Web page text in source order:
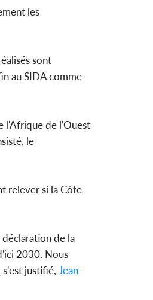
les
sont
au SIDA comme
l'Afrique de l'Ouest
le
relever si la Côte
de la
2030. Nous
justifié, Jean-